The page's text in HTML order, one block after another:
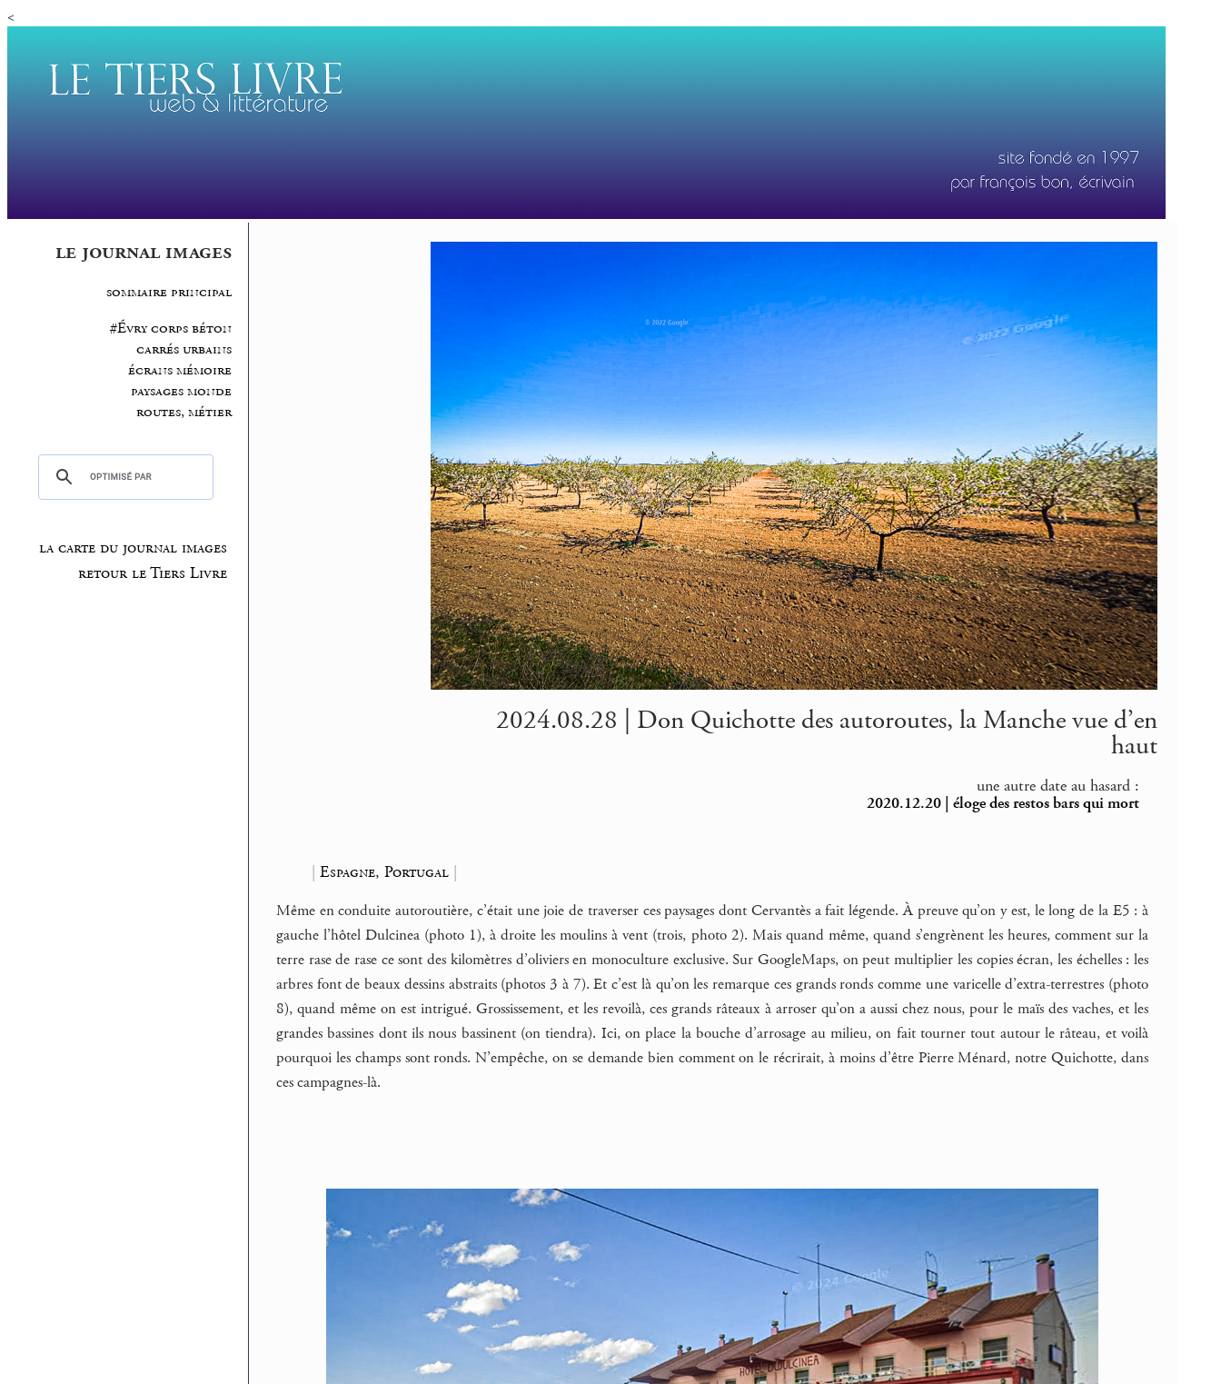
<
le journal images
sommaire principal
#Évry corps béton
carrés urbains
écrans mémoire
paysages monde
routes, métier
la carte du journal images
retour le Tiers Livre
2024.08.28 | Don Quichotte des autoroutes, la Manche vue d’en
haut
une autre date au hasard :
2020.12.20 | éloge des restos bars qui mort
|Espagne, Portugal |
Même en conduite autoroutière, c’était une joie de traverser ces paysages dont Cervantès a fait légende. À preuve qu’on y est, le long de la E5 : à
gauche l’hôtel Dulcinea (photo 1), à droite les moulins à vent (trois, photo 2). Mais quand même, quand s’engrènent les heures, comment sur la
terre rase de rase ce sont des kilomètres d’oliviers en monoculture exclusive. Sur GoogleMaps, on peut multiplier les copies écran, les échelles : les
arbres font de beaux dessins abstraits (photos 3 à 7). Et c’est là qu’on les remarque ces grands ronds comme une varicelle d’extra-terrestres (photo
8), quand même on est intrigué. Grossissement, et les revoilà, ces grands râteaux à arroser qu’on a aussi chez nous, pour le maïs des vaches, et les
grandes bassines dont ils nous bassinent (on tiendra). Ici, on place la bouche d’arrosage au milieu, on fait tourner tout autour le râteau, et voilà
pourquoi les champs sont ronds. N’empêche, on se demande bien comment on le récrirait, à moins d’être Pierre Ménard, notre Quichotte, dans
ces campagnes-là.